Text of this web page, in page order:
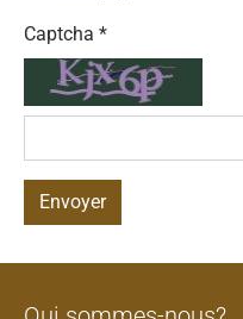
Captcha *
Envoyer